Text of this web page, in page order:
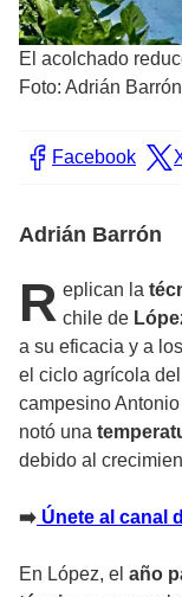
El acolchado
Foto: Adrián
Facebook
Adrián Barrón
R eplican la
chile de
a su eficacia y a los
el ciclo agrícola
campesino
notó una
debido al
➡️ Únete al canal
En López, el año